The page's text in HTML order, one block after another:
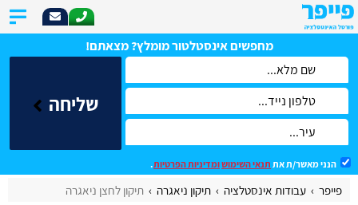
מחפשים אינסטלטור מומלץ? מצאתם!
שליחה
הנני מאשר/ת את תנאי השימושומדיניות הפרטיות.
פייפר עבודות אינסטלציה תיקון ניאגרה תיקון לחצן ניאגרה